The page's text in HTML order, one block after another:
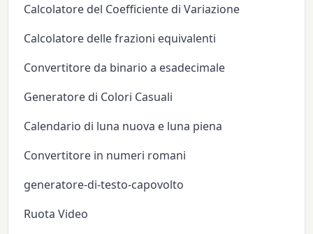
Calcolatore del Coefficiente di Variazione
Calcolatore delle frazioni equivalenti
Convertitore da binario a esadecimale
Generatore di Colori Casuali
Calendario di luna nuova e luna piena
Convertitore in numeri romani
generatore-di-testo-capovolto
Ruota Video